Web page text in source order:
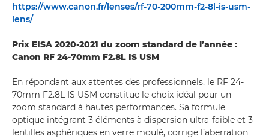
https://www.canon.fr/lenses/rf-70-200mm-f2-8l-is-usm-
lens/
Prix EISA 2020-2021 du zoom standard de l’année :
Canon RF 24-70mm F2.8L IS USM
En répondant aux attentes des professionnels, le RF 24-
70mm F2.8L IS USM constitue le choix idéal pour un
zoom standard à hautes performances. Sa formule
optique intégrant 3 éléments à dispersion ultra-faible et 3
lentilles asphériques en verre moulé, corrige l’aberration